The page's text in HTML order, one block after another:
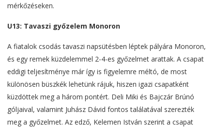
mérkőzéseken.
U13: Tavaszi győzelem Monoron
A fiatalok csodás tavaszi napsütésben léptek pályára Monoron,
és egy remek küzdelemmel 2-4-es győzelmet arattak. A csapat
eddigi teljesítménye már így is figyelemre méltó, de most
különösen büszkék lehetünk rájuk, hiszen igazi csapatként
küzdöttek meg a három pontért. Deli Miki és Bajczár Brúnó
góljaival, valamint Juhász Dávid fontos találatával szerezték
meg a győzelmet. Az edző, Kelemen István szerint a csapat